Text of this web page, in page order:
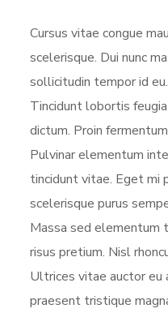
Cursus vitae congue
scelerisque. Dui nunc
sollicitudin tempor id
Tincidunt lobortis
dictum. Proin
Pulvinar elementum
tincidunt vitae. Eget mi
scelerisque purus
Massa sed elementum
risus pretium. Nisl
Ultrices vitae auctor eu
praesent tristique